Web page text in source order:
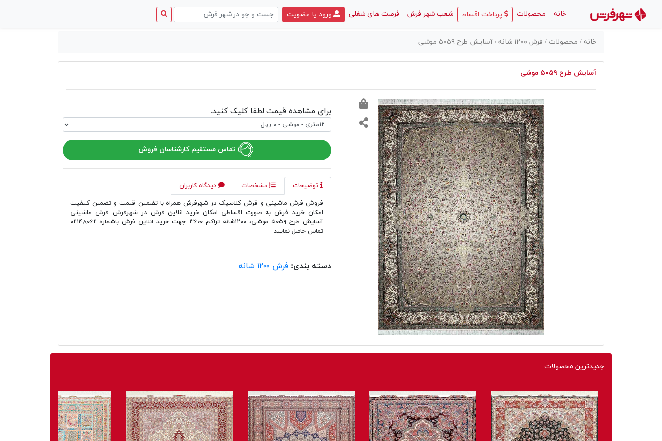
خانه
(current) محصولات پرداخت اقساط شعب شهر فرش فرصت های شغلی ورود یا عضویت
خانه / محصولات / فرش ۱۲۰۰ شانه / آسایش طرح ۵۰۵۹ موشی
آسایش طرح ۵۰۵۹ موشی
برای مشاهده قیمت لطفا کلیک کنید.
تماس مستقیم کارشناسان فروش
توضیحات مشخصات
دیدگاه کاربران
فروش فرش ماشینی و فرش کلاسیک در شهرفرش همراه با تضمین قیمت و تضمین کیفیت
امکان خرید فرش به صورت اقساطی امکان خرید انلاین فرش در شهرفرش فرش ماشینی
آسایش طرح ۵۰۵۹ موشی، ۱۲۰۰شانه تراکم ۳۶۰۰ جهت خرید انلاین فرش باشماره ۰۲۱۴۸۰۶۲
تماس حاصل نمایید
دسته بندی: فرش ۱۲۰۰ شانه
جدیدترین محصولات